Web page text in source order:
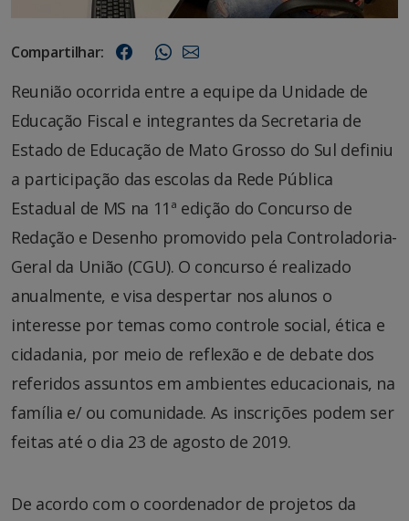
Compartilhar:
Reunião ocorrida entre a equipe da Unidade de
Educação Fiscal e integrantes da Secretaria de
Estado de Educação de Mato Grosso do Sul definiu
a participação das escolas da Rede Pública
Estadual de MS na 11ª edição do Concurso de
Redação e Desenho promovido pela Controladoria-
Geral da União (CGU). O concurso é realizado
anualmente, e visa despertar nos alunos o
interesse por temas como controle social, ética e
cidadania, por meio de reflexão e de debate dos
referidos assuntos em ambientes educacionais, na
família e/ ou comunidade. As inscrições podem ser
feitas até o dia 23 de agosto de 2019.
De acordo com o coordenador de projetos da